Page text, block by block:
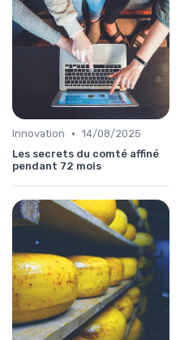
Innovation • 14/08/2025
Les secrets du comté affiné
pendant 72 mois